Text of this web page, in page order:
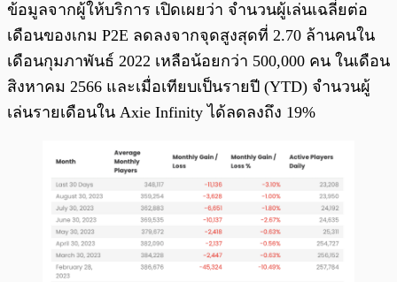
ข้อมูลจากผู้ให้บริการ เปิดเผยว่า จำนวนผู้เล่นเฉลี่ยต่อ
เดือนของเกม P2E ลดลงจากจุดสูงสุดที่ 2.70 ล้านคนใน
เดือนกุมภาพันธ์ 2022 เหลือน้อยกว่า 500,000 คน ในเดือน
สิงหาคม 2566 และเมื่อเทียบเป็นรายปี (YTD) จำนวนผู้
เล่นรายเดือนใน Axie Infinity ได้ลดลงถึง 19%